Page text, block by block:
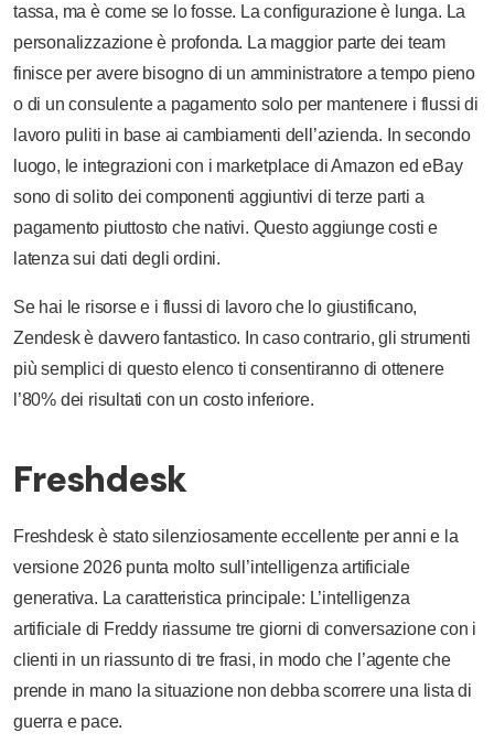
tassa, ma è come se lo fosse. La configurazione è lunga. La
personalizzazione è profonda. La maggior parte dei team
finisce per avere bisogno di un amministratore a tempo pieno
o di un consulente a pagamento solo per mantenere i flussi di
lavoro puliti in base ai cambiamenti dell’azienda. In secondo
luogo, le integrazioni con i marketplace di Amazon ed eBay
sono di solito dei componenti aggiuntivi di terze parti a
pagamento piuttosto che nativi. Questo aggiunge costi e
latenza sui dati degli ordini.
Se hai le risorse e i flussi di lavoro che lo giustificano,
Zendesk è davvero fantastico. In caso contrario, gli strumenti
più semplici di questo elenco ti consentiranno di ottenere
l’80% dei risultati con un costo inferiore.
Freshdesk
Freshdesk è stato silenziosamente eccellente per anni e la
versione 2026 punta molto sull’intelligenza artificiale
generativa. La caratteristica principale: L’intelligenza
artificiale di Freddy riassume tre giorni di conversazione con i
clienti in un riassunto di tre frasi, in modo che l’agente che
prende in mano la situazione non debba scorrere una lista di
guerra e pace.